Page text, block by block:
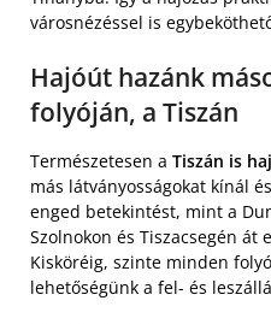
városnézéssel is
Hajóút hazánk
folyóján, a Tiszán
Természetesen a Tiszán is
más látványosságokat kínál
enged betekintést, mint a
Szolnokon és Tiszacsegén át
Kisköréig, szinte minden
lehetőségünk a fel- és